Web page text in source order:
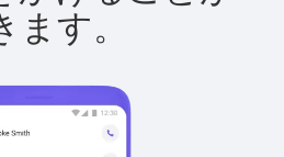
ます。